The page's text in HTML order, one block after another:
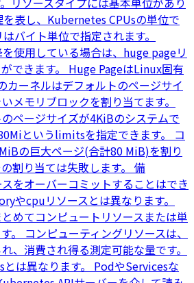
を表し、Kubernetes CPUsの単位で
バイト単位で指定されます。
使用している場合は、huge pageリ
できます。 Huge PageはLinux固有
カーネルはデフォルトのページサイ
メモリブロックを割り当てます。
ページサイズが4KiBのシステムで
というlimitsを指定できます。 コ
の巨大ページ(合計80 MiB)を割り
割り当ては失敗します。 備
をオーバーコミットすることはでき
やcpuリソースとは異なります。
めてコンピュートリソースまたは単
。 コンピューティングリソースは、
、消費され得る測定可能な量です。
は異なります。 PodやServicesな